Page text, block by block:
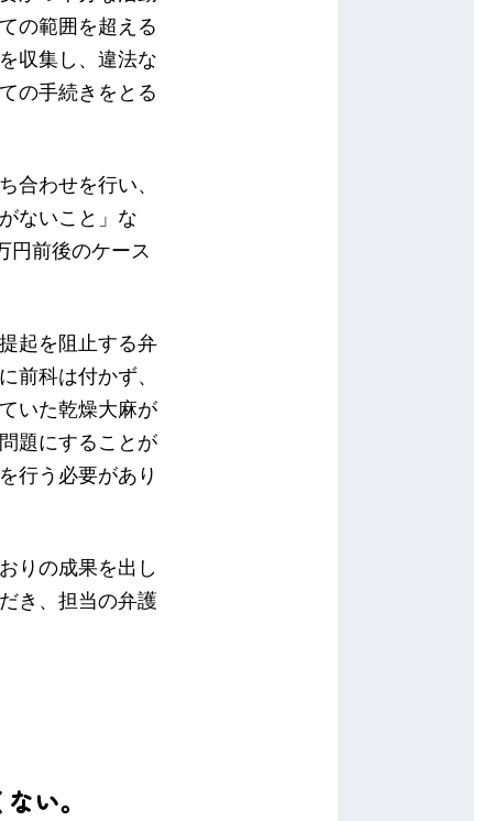
の範囲を超える
収集し、違法な
の手続きをとる
合わせを行い、
ないこと」な
円前後のケース
起を阻止する弁
前科は付かず、
いた乾燥大麻が
題にすることが
行う必要があり
りの成果を出し
き、担当の弁護
い。